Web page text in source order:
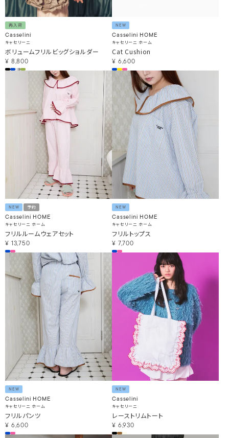
再入荷
Casselini
キャセリーニ
ボリュームフリルビッグショルダー
¥ 8,800
NEW
Casselini HOME
キャセリーニ ホーム
Cat Cushion
¥ 6,600
NEW 予約
Casselini HOME
キャセリーニ ホーム
フリルルームウェアセット
¥ 13,750
NEW
Casselini HOME
キャセリーニ ホーム
フリルトップス
¥ 7,700
NEW
Casselini HOME
キャセリーニ ホーム
フリルパンツ
¥ 6,600
NEW
Casselini
キャセリーニ
レーストリムトート
¥ 6,930